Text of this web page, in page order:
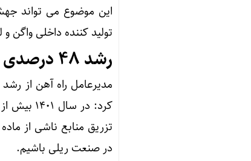
این موضوع می تواند
تولید کننده داخلی واگن و
رشد ۴۸ درصدی تولید واگن در سال ۱۴۰۱
در صنعت ریلی باشیم.